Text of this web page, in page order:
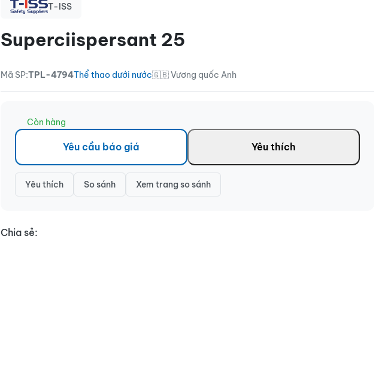
T-ISS
Superciispersant 25
Mã SP:TPL-4794Thể thao dưới nước🇬🇧 Vương quốc Anh
Còn hàng
Yêu cầu báo giá Yêu thích
Yêu thích So sánh Xem trang so sánh
Chia sẻ: